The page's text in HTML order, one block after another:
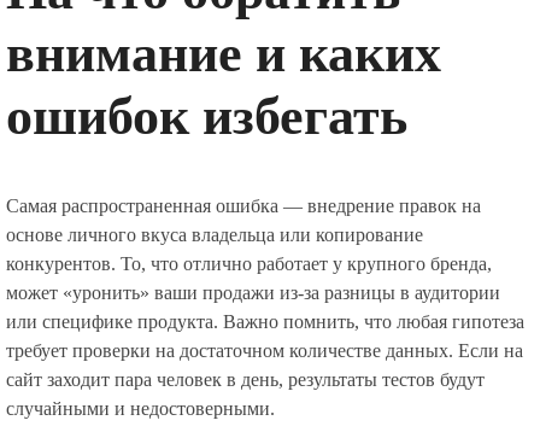
внимание и каких
ошибок избегать
Самая распространенная ошибка — внедрение правок на
основе личного вкуса владельца или копирование
конкурентов. То, что отлично работает у крупного бренда,
может «уронить» ваши продажи из-за разницы в аудитории
или специфике продукта. Важно помнить, что любая гипотеза
требует проверки на достаточном количестве данных. Если на
сайт заходит пара человек в день, результаты тестов будут
случайными и недостоверными.